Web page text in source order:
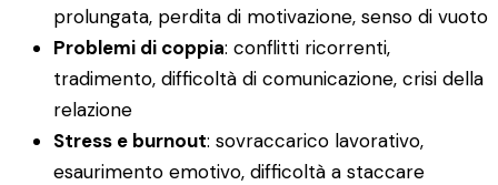
prolungata, perdita di motivazione, senso di vuoto
Problemi di coppia: conflitti ricorrenti,
tradimento, difficoltà di comunicazione, crisi della
relazione
Stress e burnout: sovraccarico lavorativo,
esaurimento emotivo, difficoltà a staccare